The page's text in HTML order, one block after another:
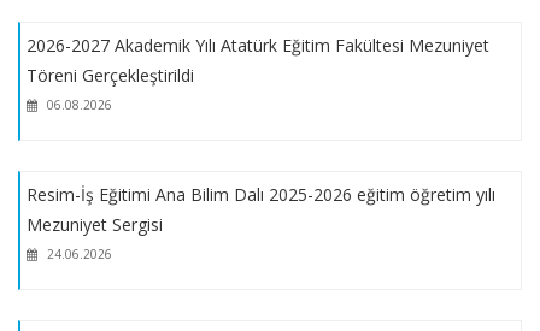
Anabilim Dalı Araştırma Görevlisi İlanı
2025-2026 Eğitim-Öğretim Yılı Pedagojik Formasyon Eğitimi
Başvuruları Devam Ediyor
2026-2027 Akademik Yılı Atatürk Eğitim Fakültesi Mezuniyet
Töreni Gerçekleştirildi
06.08.2026
Resim-İş Eğitimi Ana Bilim Dalı 2025-2026 eğitim öğretim yılı
Mezuniyet Sergisi
24.06.2026